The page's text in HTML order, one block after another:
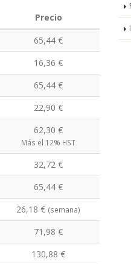
Precio
65,44 €
16,36 €
65,44 €
22,90 €
62,30 €
Más el 12% HST
32,72 €
65,44 €
26,18 € (semana)
71,98 €
130,88 €